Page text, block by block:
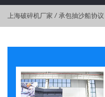
上海破碎机厂家 / 承包抽沙船协议